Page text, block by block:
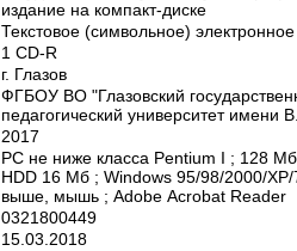
издание на компакт-диске
Текстовое (символьное)
1 CD-R
г. Глазов
ФГБОУ ВО "Глазовский
педагогический университет имени
2017
РС не ниже класса Pentium I ; 128
HDD 16 Мб ; Windows 95/98/2000/
выше, мышь ; Adobe Acrobat Reader
0321800449
15.03.2018